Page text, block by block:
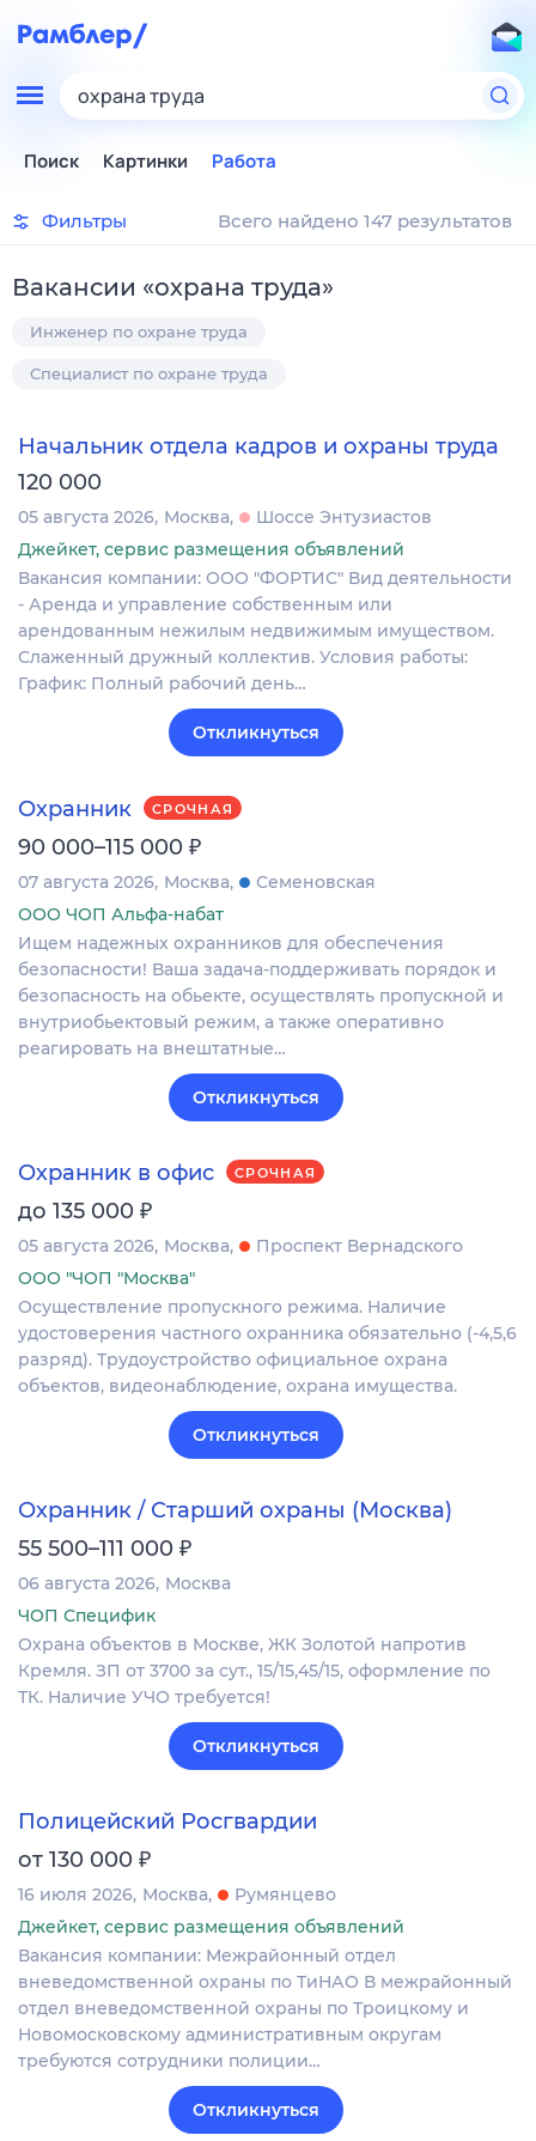
охрана труда
Поиск Картинки Работа
Фильтры Всего найдено 147 результатов
Вакансии «охрана труда»
Инженер по охране труда
Специалист по охране труда
Начальник отдела кадров и охраны труда
120 000
05 августа 2026 Москва
Шоссе Энтузиастов
Джейкет, сервис размещения объявлений
Вакансия компании: ООО "ФОРТИС" Вид деятельности
- Аренда и управление собственным или
арендованным нежилым недвижимым имуществом.
Слаженный дружный коллектив. Условия работы:
График: Полный рабочий день…
Откликнуться
Охранник СРОЧНАЯ
90 000–115 000 ₽
07 августа 2026 Москва
Семеновская
ООО ЧОП Альфа-набат
Ищем надежных охранников для обеспечения
безопасности! Ваша задача-поддерживать порядок и
безопасность на обьекте, осуществлять пропускной и
внутриобьектовый режим, а также оперативно
реагировать на внештатные…
Откликнуться
Охранник в офис СРОЧНАЯ
до 135 000 ₽
05 августа 2026 Москва
Проспект Вернадского
ООО "ЧОП "Москва"
Осуществление пропускного режима. Наличие
удостоверения частного охранника обязательно (-4,5,6
разряд). Трудоустройство официальное охрана
объектов, видеонаблюдение, охрана имущества.
Откликнуться
Охранник / Старший охраны (Москва)
55 500–111 000 ₽
06 августа 2026 Москва
ЧОП Специфик
Охрана объектов в Москве, ЖК Золотой напротив
Кремля. ЗП от 3700 за сут., 15/15,45/15, оформление по
ТК. Наличие УЧО требуется!
Откликнуться
Полицейский Росгвардии
от 130 000 ₽
16 июля 2026 Москва
Румянцево
Джейкет, сервис размещения объявлений
Вакансия компании: Межрайонный отдел
вневедомственной охраны по ТиНАО В межрайонный
отдел вневедомственной охраны по Троицкому и
Новомосковскому административным округам
требуются сотрудники полиции…
Откликнуться